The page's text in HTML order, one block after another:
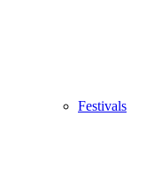
Festivals